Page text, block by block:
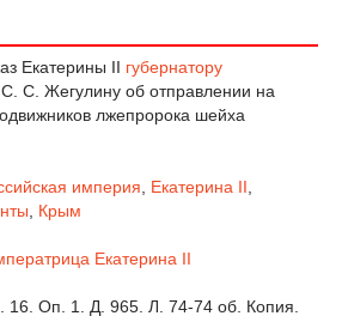
Екатерины II губернатору
С. С. Жегулину об отправлении на
лжепророка шейха
империя Екатерина II
Крым
Екатерина II
16. Оп. 1. Д. 965. Л. 74-74 об. Копия.